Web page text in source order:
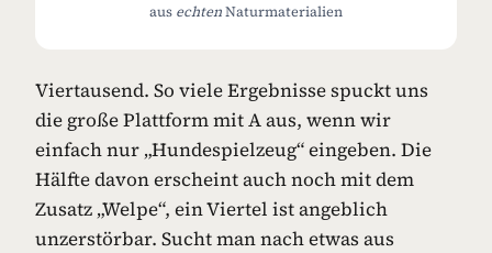
aus echtenNaturmaterialien
Viertausend. So viele Ergebnisse spuckt uns
die große Plattform mit A aus, wenn wir
einfach nur „Hundespielzeug“ eingeben. Die
Hälfte davon erscheint auch noch mit dem
Zusatz „Welpe“, ein Viertel ist angeblich
unzerstörbar. Sucht man nach etwas aus